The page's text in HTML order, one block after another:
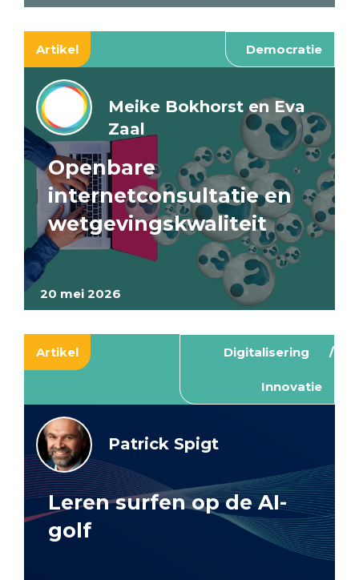
Artikel Democratie
20 mei 2026
Meike Bokhorst en Eva
Zaal
Openbare
internetconsultatie en
wetgevingskwaliteit
Artikel Digitalisering
Innovatie
Patrick Spigt
Leren surfen op de AI-
golf